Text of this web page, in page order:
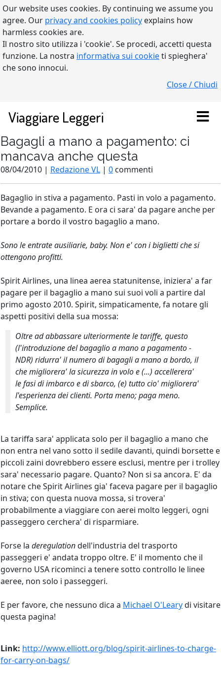
Our website uses cookies. By continuing we assume you
agree. Our privacy and cookies policy explains how
harmless cookies are.
Il nostro sito utilizza i 'cookie'. Se procedi, accetti questa
funzione. La nostra informativa sui cookieti spieghera'
che sono innocui.
Close / Chiudi
Viaggiare Leggeri
Bagagli a mano a pagamento: ci
mancava anche questa
08/04/2010 | Redazione VL | 0 commenti
Bagaglio in stiva a pagamento. Pasti in volo a pagamento.
Bevande a pagamento. E ora ci sara' da pagare anche per
portare a bordo il vostro bagaglio a mano.
Sono le entrate ausiliarie, baby. Non e' con i biglietti che si
ottengono profitti.
Spirit Airlines, una linea aerea statunitense, iniziera' a far
pagare per il bagaglio a mano sui suoi voli a partire dal
primo agosto 2010. Spirit, simpaticamente, fa notare gli
aspetti positivi della sua mossa:
Oltre ad abbassare ulteriormente le tariffe, questo
(l'introduzione del bagaglio a mano a pagamento -
NDR) ridurra' il numero di bagagli a mano a bordo, il
che migliorera' la sicurezza in volo e (...) accellerera'
le fasi di imbarco e di sbarco, (e) tutto cio' migliorera'
l'esperienza dei clienti. Porta meno; paga meno.
Semplice.
La tariffa sara' applicata solo per il bagaglio a mano che
non entra nel vano sotto il sedile davanti, quindi borsette e
piccoli zaini dovrebbero essere esclusi, mentre per i trolley
sara' necessario pagare. Quanto? Non si sa ancora. E' da
notare che Spirit Airlines gia' faceva pagare per il bagaglio
in stiva; con questa nuova mossa, si trovera'
probabilmente a viaggiare con aerei molto leggeri, ogni
passeggero cerchera' di risparmiare.
Forse la deregulationdell'industria del trasporto
passeggeri e' andata troppo oltre. E' il momento che il
governo USA ricominci a tenere sotto controllo le linee
aeree, non solo i passeggeri.
E per favore, che nessuno dica a Michael O'Learydi visitare
questa pagina!
Link: http://www.elliott.org/blog/spirit-airlines-to-charge-
for-carry-on-bags/